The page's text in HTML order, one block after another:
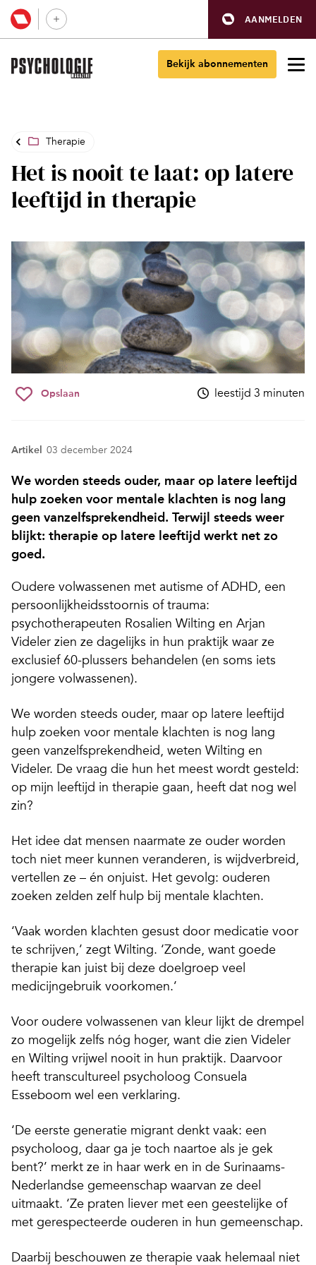
AANMELDEN
Bekijk abonnementen
Therapie
Het is nooit te laat: op latere
leeftijd in therapie
Opslaan leestijd 3 minuten
Artikel 03 december 2024
We worden steeds ouder, maar op latere leeftijd
hulp zoeken voor mentale klachten is nog lang
geen vanzelfsprekendheid. Terwijl steeds weer
blijkt: therapie op latere leeftijd werkt net zo
goed.
Oudere volwassenen met autisme of ADHD, een
persoonlijkheidsstoornis of trauma:
psychotherapeuten Rosalien Wilting en Arjan
Videler zien ze dagelijks in hun praktijk waar ze
exclusief 60-plussers behandelen (en soms iets
jongere volwassenen).
We worden steeds ouder, maar op latere leeftijd
hulp zoeken voor mentale klachten is nog lang
geen vanzelfsprekendheid, weten Wilting en
Videler. De vraag die hun het meest wordt gesteld:
op mijn leeftijd in therapie gaan, heeft dat nog wel
zin?
Het idee dat mensen naarmate ze ouder worden
toch niet meer kunnen veranderen, is wijdverbreid,
vertellen ze – én onjuist. Het gevolg: ouderen
zoeken zelden zelf hulp bij mentale klachten.
‘Vaak worden klachten gesust door medicatie voor
te schrijven,’ zegt Wilting. ‘Zonde, want goede
therapie kan juist bij deze doelgroep veel
medicijngebruik voorkomen.’
Voor oudere volwassenen van kleur lijkt de drempel
zo mogelijk zelfs nóg hoger, want die zien Videler
en Wilting vrijwel nooit in hun praktijk. Daarvoor
heeft transcultureel psycholoog Consuela
Esseboom wel een verklaring.
‘De eerste generatie migrant denkt vaak: een
psycholoog, daar ga je toch naartoe als je gek
bent?’ merkt ze in haar werk en in de Surinaams-
Nederlandse gemeenschap waarvan ze deel
uitmaakt. ‘Ze praten liever met een geestelijke of
met gerespecteerde ouderen in hun gemeenschap.
Daarbij beschouwen ze therapie vaak helemaal niet